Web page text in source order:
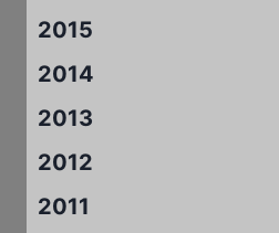
2015
2014
2013
2012
2011